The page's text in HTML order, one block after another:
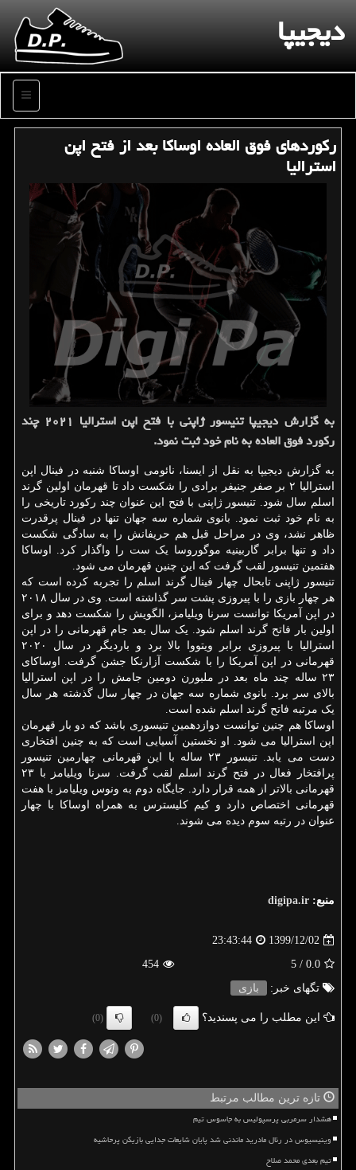
دیجیپا
منو
ركوردهای فوق العاده اوساكا بعد از فتح اپن
استرالیا
به گزارش دیجیپا تنیسور ژاپنی با فتح اپن استرالیا ۲۰۲۱ چند
رکورد فوق العاده به نام خود ثبت نمود.
به گزارش دیجیپا به نقل از ایسنا، نائومی اوساکا شنبه در فینال اپن
استرالیا ۲ بر صفر جنیفر برادی را شکست داد تا قهرمان اولین گرند
اسلم سال شود. تنیسور ژاپنی با فتح این عنوان چند رکورد تاریخی را
به نام خود ثبت نمود. بانوی شماره سه جهان تنها در فینال پرقدرت
ظاهر نشد، وی در مراحل قبل هم حریفانش را به سادگی شکست
داد و تنها برابر گاربینیه موگوروسا یک ست را واگذار کرد. اوساکا
هفتمین تنیسور لقب گرفت که این چنین قهرمان می شود.
تنیسور ژاپنی تابحال چهار فینال گرند اسلم را تجربه کرده است که
هر چهار بازی را با پیروزی پشت سر گذاشته است. وی در سال ۲۰۱۸
در اپن آمریکا توانست سرنا ویلیامز، الگویش را شکست دهد و برای
اولین بار فاتح گرند اسلم شود. یک سال بعد جام قهرمانی را در اپن
استرالیا با پیروزی برابر ویتووا بالا برد و باردیگر در سال ۲۰۲۰
قهرمانی در اپن آمریکا را با شکست آزارنکا جشن گرفت. اوساکای
۲۳ ساله چند ماه بعد در ملبورن دومین جامش را در اپن استرالیا
بالای سر برد. بانوی شماره سه جهان در چهار سال گذشته هر سال
یک مرتبه فاتح گرند اسلم شده است.
اوساکا هم چنین توانست دوازدهمین تنیسوری باشد که دو بار قهرمان
اپن استرالیا می شود. او نخستین آسیایی است که به چنین افتخاری
دست می یابد. تنیسور ۲۳ ساله با این قهرمانی چهارمین تنیسور
پرافتخار فعال در فتح گرند اسلم لقب گرفت. سرنا ویلیامز با ۲۳
قهرمانی بالاتر از همه قرار دارد. جایگاه دوم به ونوس ویلیامز با هفت
قهرمانی اختصاص دارد و کیم کلیسترس به همراه اوساکا با چهار
عنوان در رتبه سوم دیده می شوند.
منبع: digipa.ir
1399/12/02
23:43:44
0.0
/ 5
454
تگهای خبر:
بازی
این مطلب را می پسندید؟ (0)
(0)
تازه ترین مطالب مرتبط
هشدار سرمربی پرسپولیس به جاسوس تیم
وینیسیوس در رئال مادرید ماندنی شد پایان شایعات جدایی بازیکن پرحاشیه
تیم بعدی محمد صلاح